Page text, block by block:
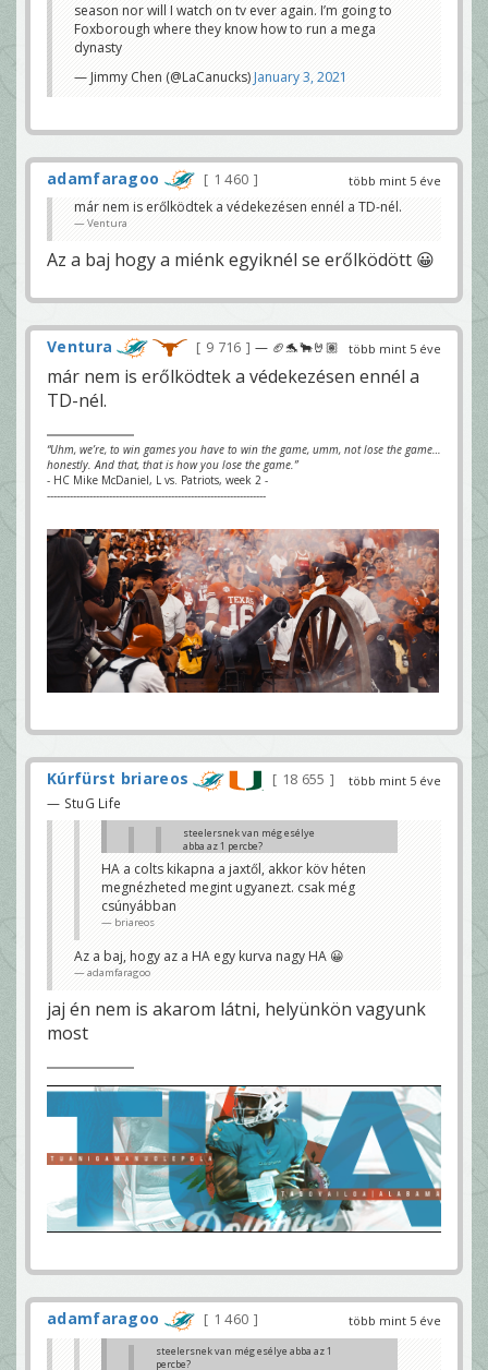
season nor will I watch on tv ever again. I’m going to
Foxborough where they know how to run a mega
dynasty
— Jimmy Chen (@LaCanucks)January 3, 2021
több mint 5 éve
adamfaragoo
1 460
már nem is erőlködtek a védekezésen ennél a TD-nél.
Ventura
Az a baj hogy a miénk egyiknél se erőlködött 😀
több mint 5 éve
Ventura 9 716 — 🏈🐬🐂🤘🏽
már nem is erőlködtek a védekezésen ennél a
TD-nél.
“Uhm, we’re, to win games you have to win the game, umm, not lose the game…
honestly. And that, that is how you lose the game.”
- HC Mike McDaniel, L vs. Patriots, week 2 -
-------------------------------------------------------------------
több mint 5 éve
Kúrfürst briareos 18 655
— StuG Life
steelersnek van még esélye
abba az 1 percbe?
nem, browns bement POba
Akkor erről ennyit.
adamfaragoo
HA a colts kikapna a jaxtől, akkor köv héten
megnézheted megint ugyanezt. csak még
csúnyábban
briareos
Az a baj, hogy az a HA egy kurva nagy HA 😀
adamfaragoo
jaj én nem is akarom látni, helyünkön vagyunk
most
több mint 5 éve
adamfaragoo 1 460
steelersnek van még esélye abba az 1
percbe?